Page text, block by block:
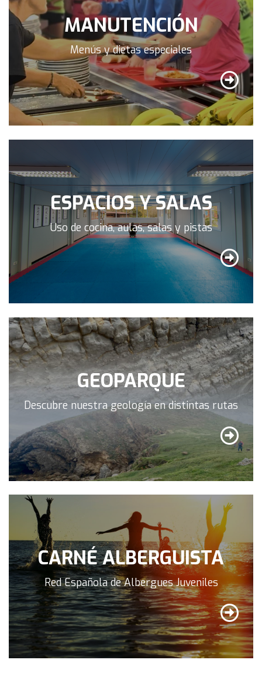
MANUTENCIÓN
Menús y dietas especiales
ESPACIOS Y SALAS
Uso de cocina, aulas, salas y pistas
GEOPARQUE
Descubre nuestra geología en distintas rutas
CARNÉ ALBERGUISTA
Red Española de Albergues Juveniles